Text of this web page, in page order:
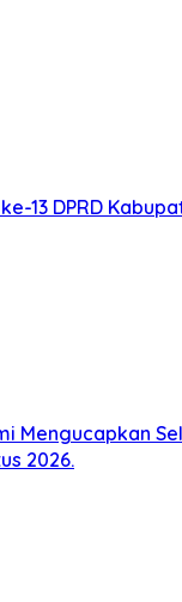
13 DPRD
Mengucapkan
2026.